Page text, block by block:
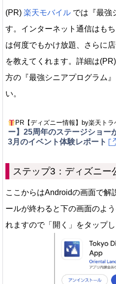
(PR) 楽天モバイル では『最強
す。インターネット通信はも
は何度でもかけ放題、さらに
を教えてくれます。詳細は(PR)
方の『最強シニアプログラム
い。
PR【ディズニー情報】by楽天トラ
ー】25周年のステージショー
3月のイベント体験レポート
ステップ3：ディズニー
ここからはAndroidの画面で解
ールが終わると下の画面のよ
れますので「開く」をタップし